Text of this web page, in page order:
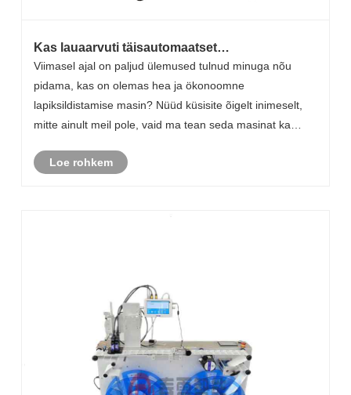
Kas lauaarvuti täisautomaatset
sildistamismasinat tasub osta? Täielik eeliste ja
puuduste analüüs!
Viimasel ajal on paljud ülemused tulnud minuga nõu
pidama, kas on olemas hea ja ökonoomne
lapiksildistamise masin? Nüüd küsisite õigelt inimeselt,
mitte ainult meil pole, vaid ma tean seda masinat ka
Loe rohkem